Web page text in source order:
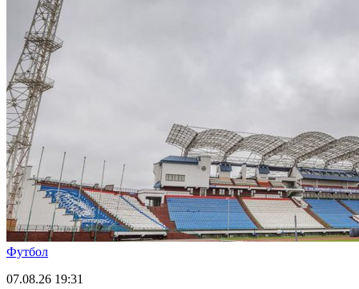
Футбол
07.08.26 19:31